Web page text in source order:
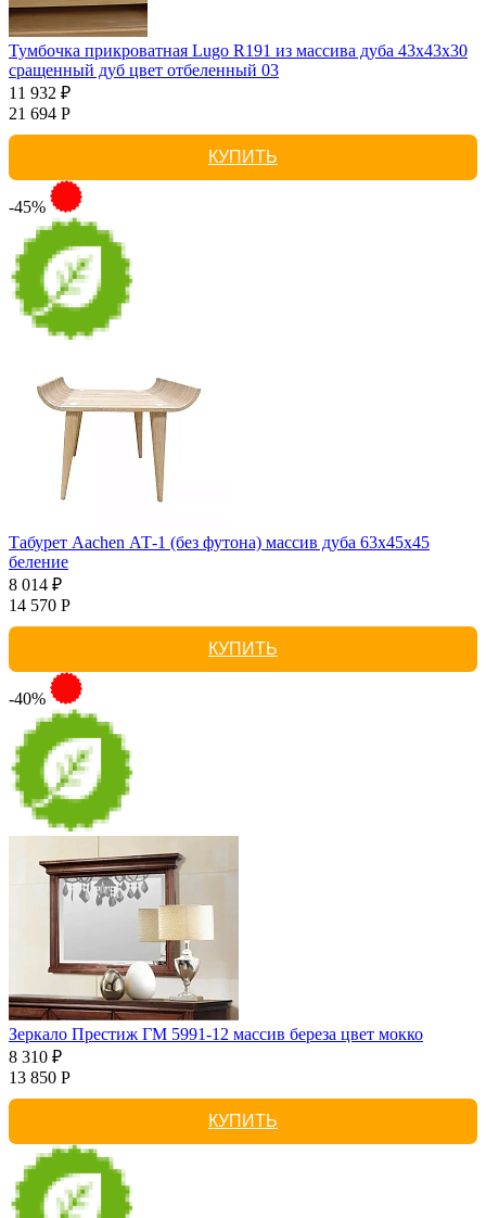
Тумбочка прикроватная Lugo R191 из массива дуба 43х43х30
сращенный дуб цвет отбеленный 03
11 932 ₽
21 694 Р
КУПИТЬ
-45%
Табурет Aachen АТ-1 (без футона) массив дуба 63х45х45
беление
8 014 ₽
14 570 Р
КУПИТЬ
-40%
Зеркало Престиж ГМ 5991-12 массив береза цвет мокко
8 310 ₽
13 850 Р
КУПИТЬ